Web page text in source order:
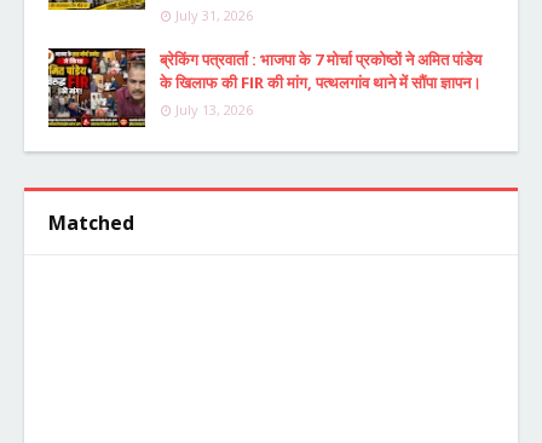
July 31, 2026
ब्रेकिंग पत्रवार्ता : भाजपा के 7 मोर्चा प्रकोष्ठों ने अमित पांडेय
के खिलाफ की FIR की मांग, पत्थलगांव थाने में सौंपा ज्ञापन।
July 13, 2026
Matched